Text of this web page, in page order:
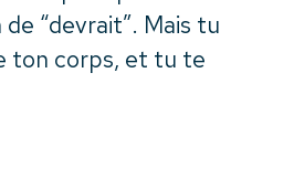
“devrait”. Mais tu
ton corps, et tu te